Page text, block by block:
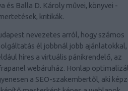
és Balla D. Károly művei, könyvei -
kritikák.
nevezetes arról, hogy számos
él jobbnál jobb ajánlatokkal,
híres a virtuális pánikrendelő, az
webáruház. Honlap
a SEO-szakembertől, aki